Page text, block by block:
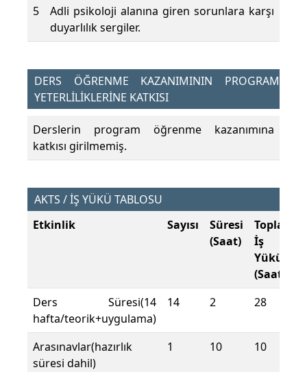
5
Adli psikoloji alanına giren sorunlara karşı
duyarlılık sergiler.
DERS ÖĞRENME KAZANIMININ PROGRAM
YETERLİLİKLERİNE KATKISI
Derslerin program öğrenme kazanımına
katkısı girilmemiş.
AKTS / İŞ YÜKÜ TABLOSU
Etkinlik
Sayısı
Süresi
(Saat)
Toplam
İş
Yükü
(Saat)
Ders Süresi(14
hafta/teorik+uygulama)
14 2 28
Arasınavlar(hazırlık
süresi dahil)
1 10 10